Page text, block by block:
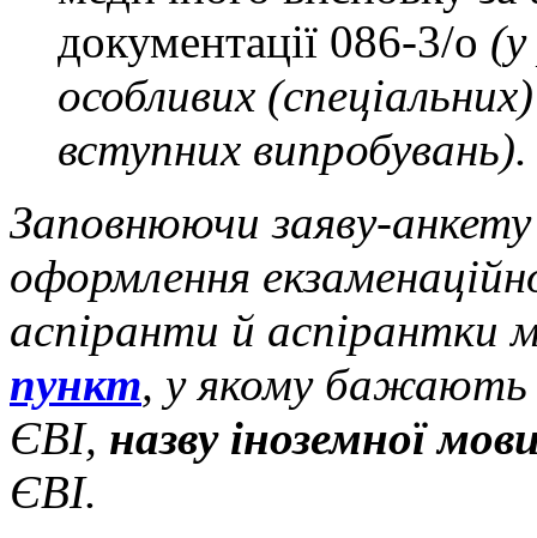
документації 086-3/о (у
особливих
вступних випробувань).
Заповнюючи заяву-
оформлення
аспіранти й аспірантки
пункт, у якому
ЄВІ, назву іноземної
ЄВІ.